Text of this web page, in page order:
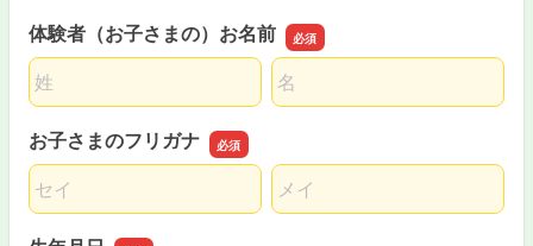
体験者（お子さまの）お名前
名前の姓
名前の名
お子さまのフリガナ
名前の姓
名前の名